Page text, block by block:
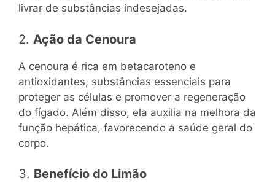
livrar de substâncias indesejadas.
2. Ação da Cenoura
A cenoura é rica em betacaroteno e
antioxidantes, substâncias essenciais para
proteger as células e promover a regeneração
do fígado. Além disso, ela auxilia na melhora da
função hepática, favorecendo a saúde geral do
corpo.
3. Benefício do Limão